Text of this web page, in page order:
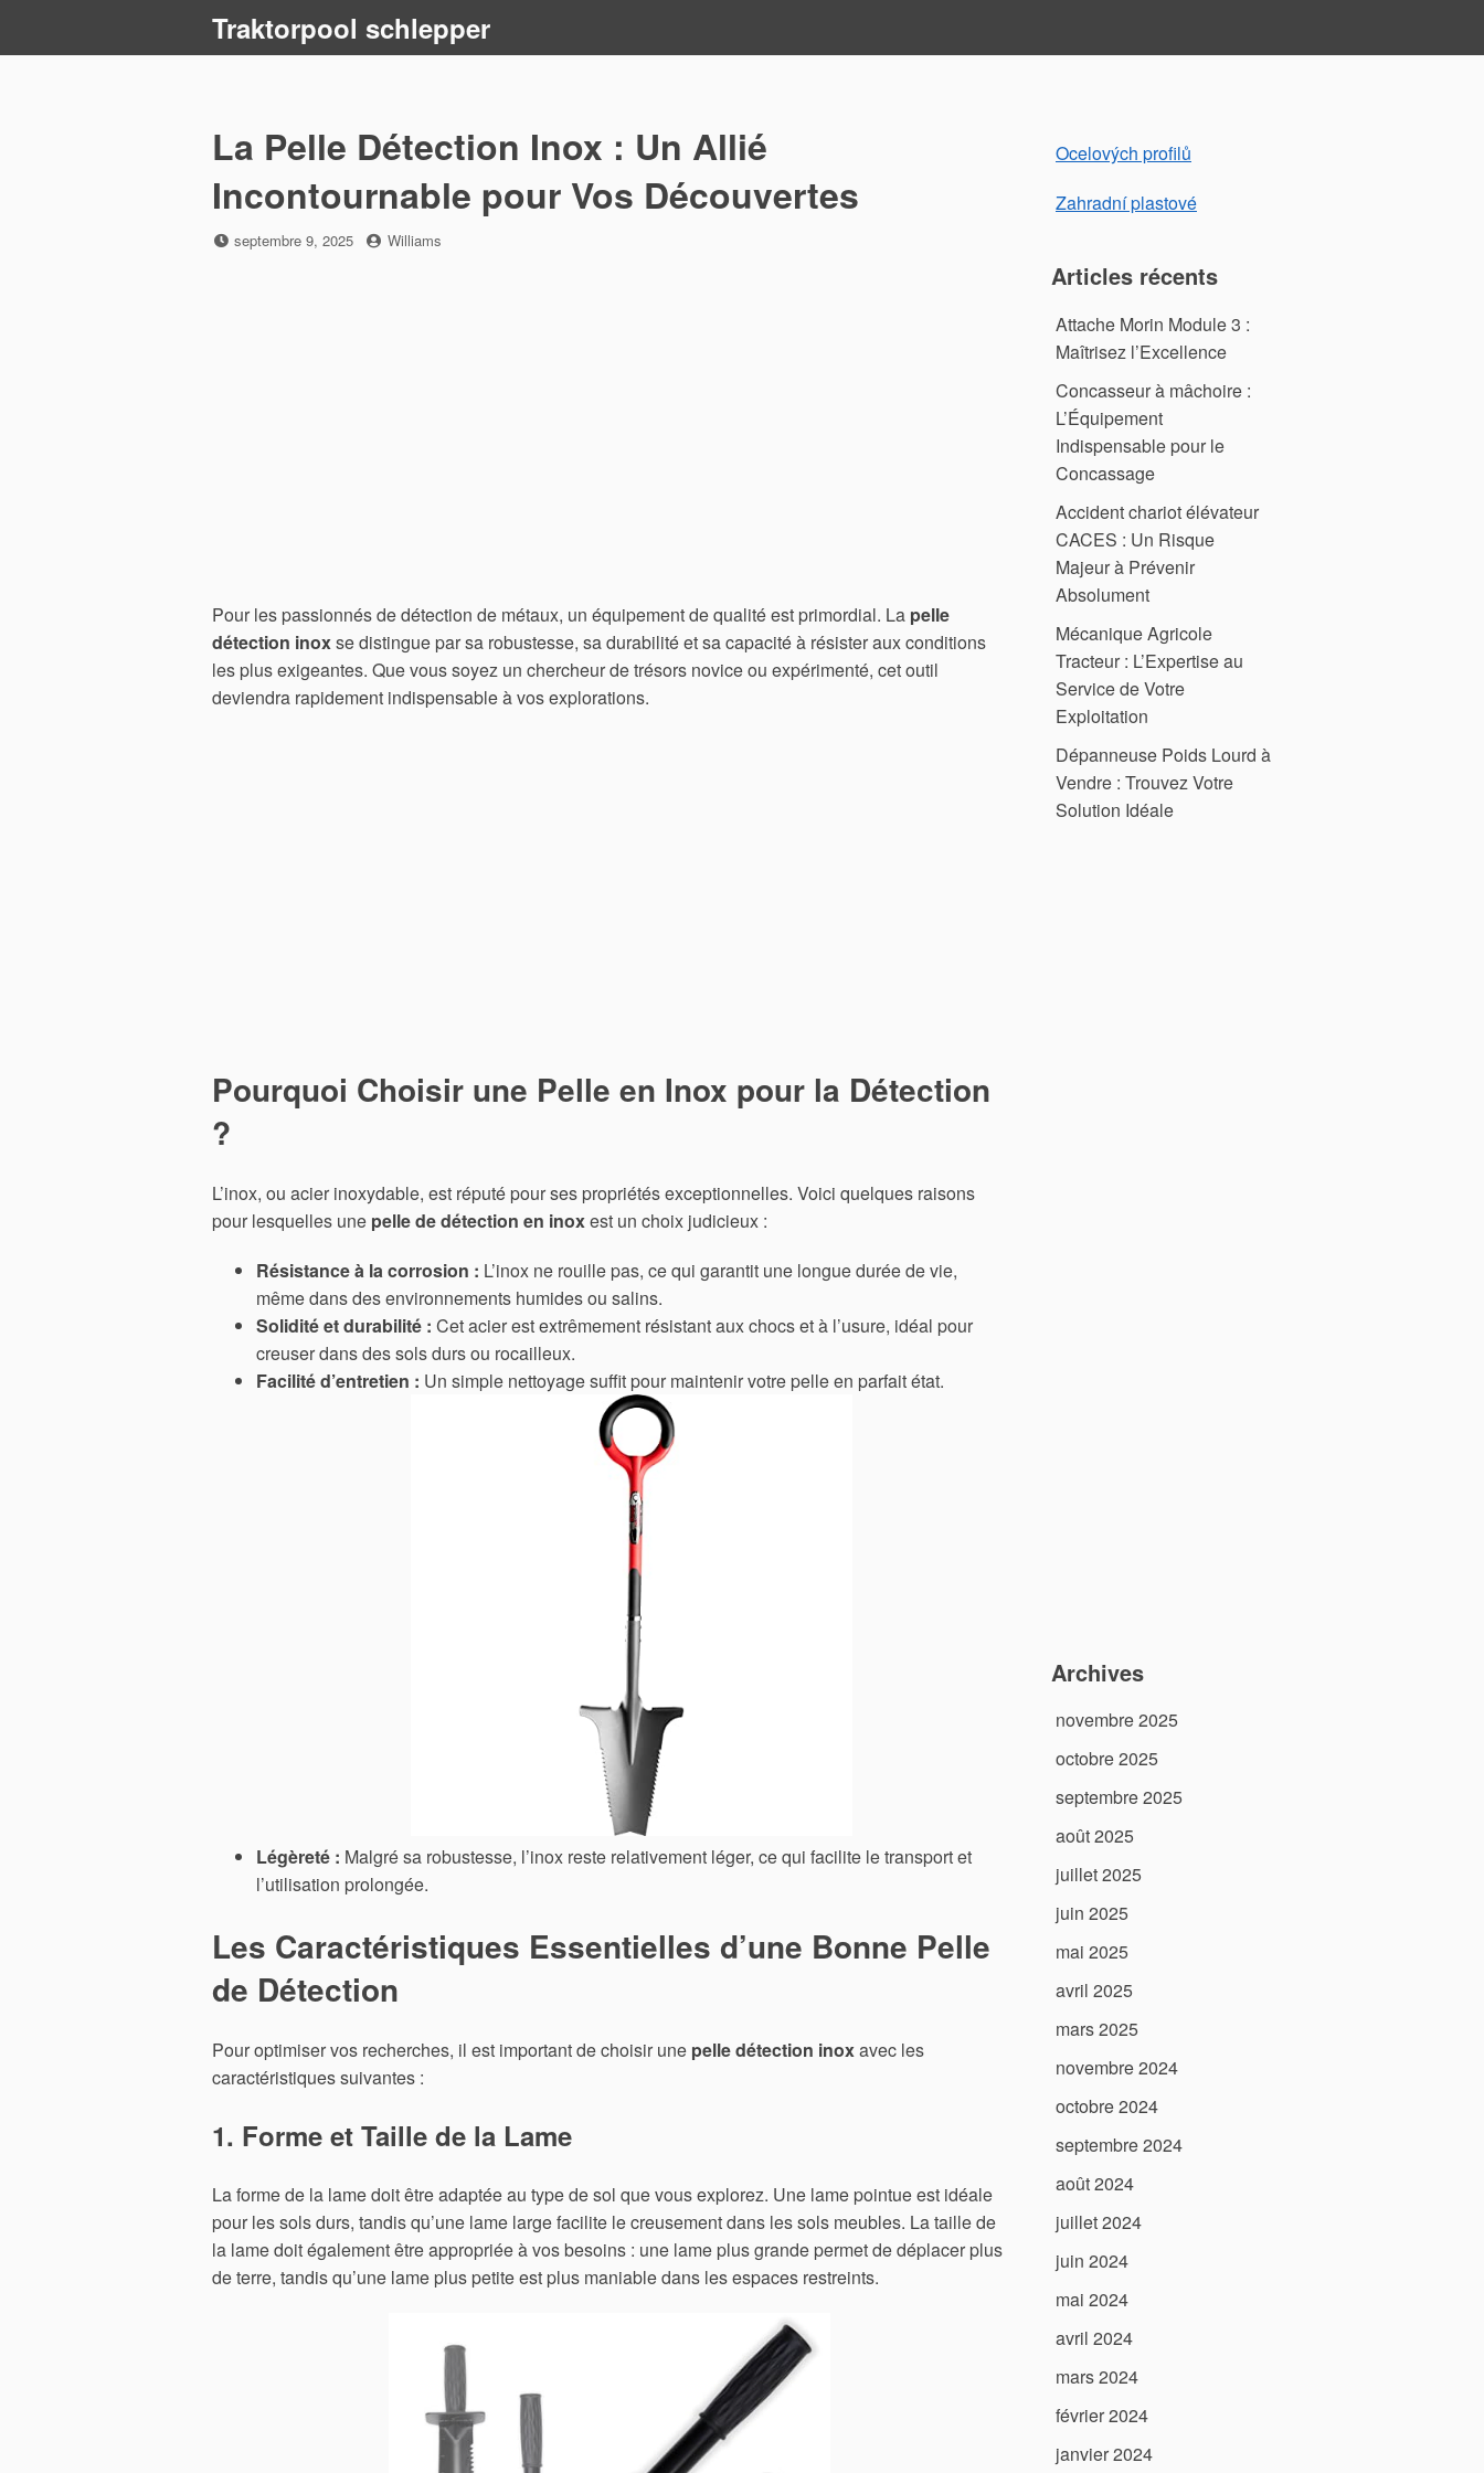
Traktorpool schlepper
La Pelle Détection Inox : Un Allié
Incontournable pour Vos Découvertes
Posted
septembre 9, 2025 by
Williams
Pour les passionnés de détection de métaux, un équipement de qualité est primordial. La pelle
détection inoxse distingue par sa robustesse, sa durabilité et sa capacité à résister aux conditions
les plus exigeantes. Que vous soyez un chercheur de trésors novice ou expérimenté, cet outil
deviendra rapidement indispensable à vos explorations.
Pourquoi Choisir une Pelle en Inox pour la Détection
?
L’inox, ou acier inoxydable, est réputé pour ses propriétés exceptionnelles. Voici quelques raisons
pour lesquelles une pelle de détection en inoxest un choix judicieux :
Résistance à la corrosion : L’inox ne rouille pas, ce qui garantit une longue durée de vie,
même dans des environnements humides ou salins.
Solidité et durabilité : Cet acier est extrêmement résistant aux chocs et à l’usure, idéal pour
creuser dans des sols durs ou rocailleux.
Facilité d’entretien : Un simple nettoyage suffit pour maintenir votre pelle en parfait état.
Légèreté : Malgré sa robustesse, l’inox reste relativement léger, ce qui facilite le transport et
l’utilisation prolongée.
Les Caractéristiques Essentielles d’une Bonne Pelle
de Détection
Pour optimiser vos recherches, il est important de choisir une pelle détection inoxavec les
caractéristiques suivantes :
1. Forme et Taille de la Lame
La forme de la lame doit être adaptée au type de sol que vous explorez. Une lame pointue est idéale
pour les sols durs, tandis qu’une lame large facilite le creusement dans les sols meubles. La taille de
la lame doit également être appropriée à vos besoins : une lame plus grande permet de déplacer plus
de terre, tandis qu’une lame plus petite est plus maniable dans les espaces restreints.
Ocelových profilů
Zahradní plastové
Articles récents
Attache Morin Module 3 :
Maîtrisez l’Excellence
Concasseur à mâchoire :
L’Équipement
Indispensable pour le
Concassage
Accident chariot élévateur
CACES : Un Risque
Majeur à Prévenir
Absolument
Mécanique Agricole
Tracteur : L’Expertise au
Service de Votre
Exploitation
Dépanneuse Poids Lourd à
Vendre : Trouvez Votre
Solution Idéale
Archives
novembre 2025
octobre 2025
septembre 2025
août 2025
juillet 2025
juin 2025
mai 2025
avril 2025
mars 2025
novembre 2024
octobre 2024
septembre 2024
août 2024
juillet 2024
juin 2024
mai 2024
avril 2024
mars 2024
février 2024
janvier 2024